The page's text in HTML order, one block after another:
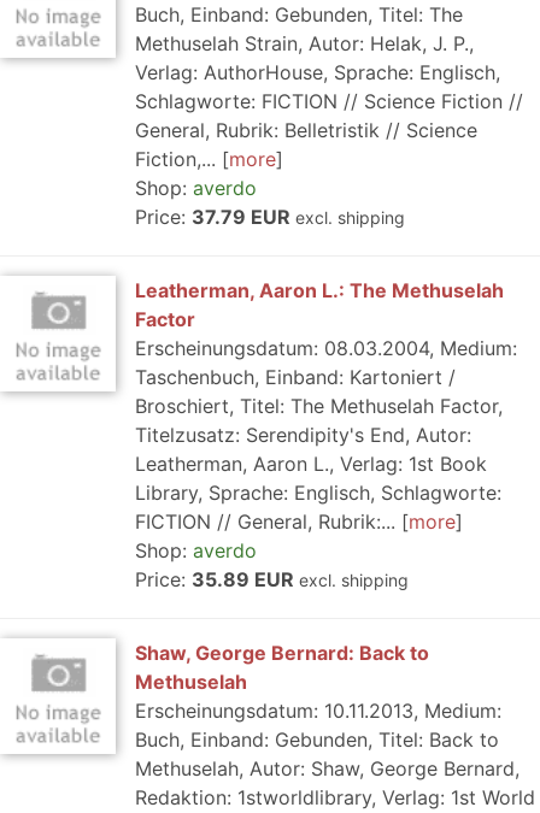
Buch, Einband: Gebunden, Titel: The
Methuselah Strain, Autor: Helak, J. P.,
Verlag: AuthorHouse, Sprache: Englisch,
Schlagworte: FICTION // Science Fiction //
General, Rubrik: Belletristik // Science
Fiction,...
more
Shop: averdo
Price: 37.79 EUR excl. shipping
Leatherman, Aaron L.: The Methuselah
Factor
Erscheinungsdatum: 08.03.2004, Medium:
Taschenbuch, Einband: Kartoniert /
Broschiert, Titel: The Methuselah Factor,
Titelzusatz: Serendipity's End, Autor:
Leatherman, Aaron L., Verlag: 1st Book
Library, Sprache: Englisch, Schlagworte:
FICTION // General, Rubrik:...
more
Shop: averdo
Price: 35.89 EUR excl. shipping
Shaw, George Bernard: Back to
Methuselah
Erscheinungsdatum: 10.11.2013, Medium:
Buch, Einband: Gebunden, Titel: Back to
Methuselah, Autor: Shaw, George Bernard,
Redaktion: 1stworldlibrary, Verlag: 1st World